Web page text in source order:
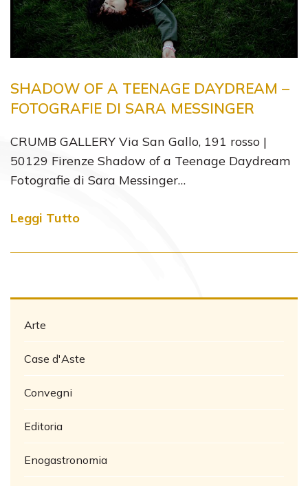
SHADOW OF A TEENAGE DAYDREAM –
FOTOGRAFIE DI SARA MESSINGER
CRUMB GALLERY Via San Gallo, 191 rosso |
50129 Firenze Shadow of a Teenage Daydream
Fotografie di Sara Messinger…
Leggi Tutto
Arte
Case d'Aste
Convegni
Editoria
Enogastronomia